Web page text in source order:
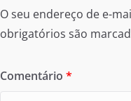
O seu endereço de e-
obrigatórios são
Comentário *